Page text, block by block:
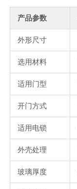
产品参数
外形尺寸
选用材料
适用门型
开门方式
适用电锁
外壳处理
玻璃厚度